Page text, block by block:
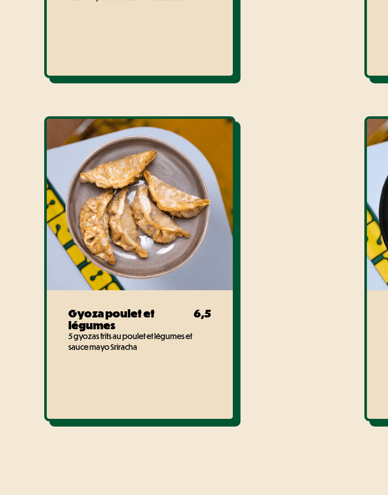
Gyoza poulet et
légumes
6,5
5 gyozas frits au poulet et légumes et
sauce mayo Sriracha